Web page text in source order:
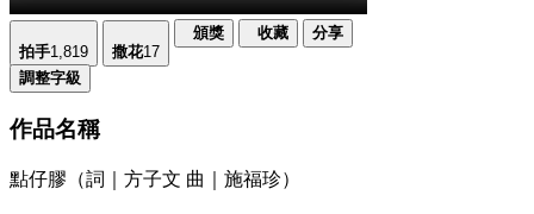
拍手1,819 撒花17
頒獎 收藏 分享
調整字級
作品名稱
點仔膠（詞｜方子文 曲｜施福珍）